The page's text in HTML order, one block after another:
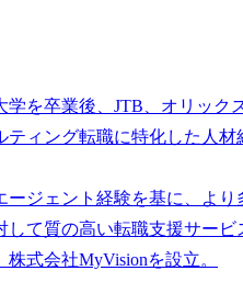
学を卒業後、JTB、オリック
ティング転職に特化した人材
ージェント経験を基に、より
して質の高い転職支援サービ